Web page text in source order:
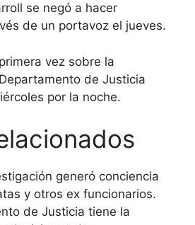
se negó a hacer
de un portavoz el jueves.
vez sobre la
de Justicia
por la noche.
generó conciencia
y otros ex funcionarios.
de Justicia tiene la